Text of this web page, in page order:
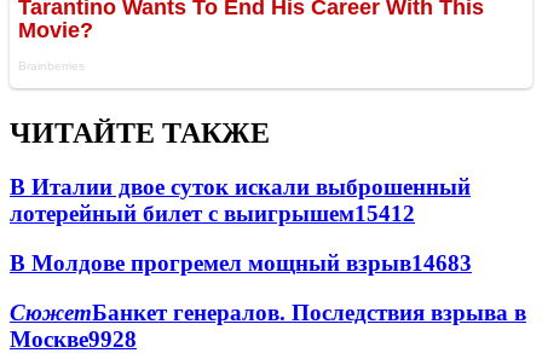
ЧИТАЙТЕ ТАКЖЕ
В Италии двое суток искали выброшенный
лотерейный билет с выигрышем15412
В Молдове прогремел мощный взрыв14683
СюжетБанкет генералов. Последствия взрыва в
Москве9928